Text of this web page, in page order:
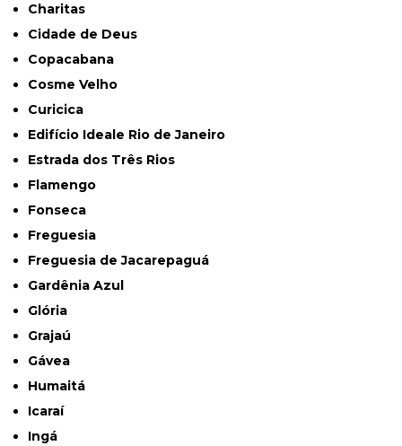
Charitas
Cidade de Deus
Copacabana
Cosme Velho
Curicica
Edifício Ideale Rio de Janeiro
Estrada dos Três Rios
Flamengo
Fonseca
Freguesia
Freguesia de Jacarepaguá
Gardênia Azul
Glória
Grajaú
Gávea
Humaitá
Icaraí
Ingá